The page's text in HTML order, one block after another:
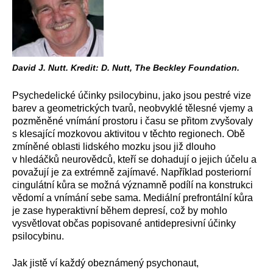
David J. Nutt. Kredit: D. Nutt, The Beckley Foundation.
Psychedelické účinky psilocybinu, jako jsou pestré vize
barev a geometrických tvarů, neobvyklé tělesné vjemy a
pozměněné vnímání prostoru i času se přitom zvyšovaly
s klesající mozkovou aktivitou v těchto regionech. Obě
zmíněné oblasti lidského mozku jsou již dlouho
v hledáčků neurovědců, kteří se dohadují o jejich účelu a
považují je za extrémně zajímavé. Například posteriorní
cingulátní kůra se možná významně podílí na konstrukci
vědomí a vnímání sebe sama. Mediální prefrontální kůra
je zase hyperaktivní během depresí, což by mohlo
vysvětlovat občas popisované antidepresivní účinky
psilocybinu.
Jak jistě ví každý obeznámený psychonaut,